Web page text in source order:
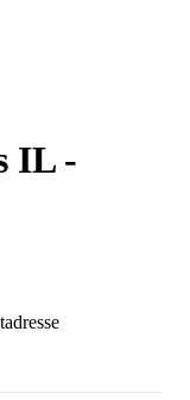
IL -